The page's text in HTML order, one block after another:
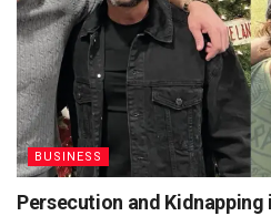
BUSINESS
Persecution and